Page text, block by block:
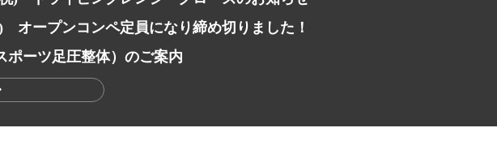
オープンコンペ定員になり締め切りました！
ポーツ足圧整体）のご案内